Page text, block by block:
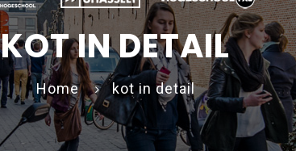
KOT IN DETAIL
Home kot in detail